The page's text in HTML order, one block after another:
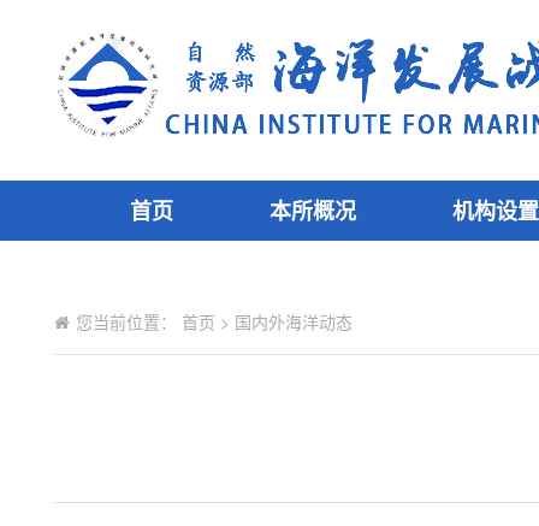
首页 本所概况 机构设置
您当前位置： 首页 > 国内外海洋动态